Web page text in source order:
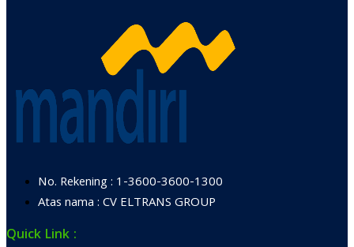
No. Rekening : 1-3600-3600-1300
Atas nama : CV ELTRANS GROUP
Quick Link :